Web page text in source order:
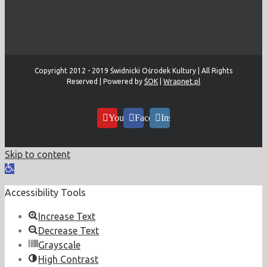
Copyright 2012 - 2019 Świdnicki Ośrodek Kultury | All Rights
Reserved | Powered by ŚOK Wrapnet.pl
YouTubeFacebookInstagram
Skip to content
Open
Accessibility Tools
Increase Text
Decrease Text
Grayscale
High Contrast